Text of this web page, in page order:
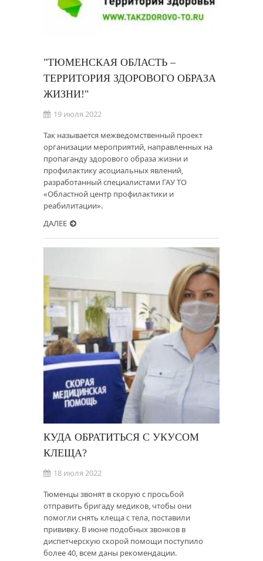
"ТЮМЕНСКАЯ ОБЛАСТЬ –
ТЕРРИТОРИЯ ЗДОРОВОГО ОБРАЗА
ЖИЗНИ!"
19 июля 2022
Так называется межведомственный проект
организации мероприятий, направленных на
пропаганду здорового образа жизни и
профилактику асоциальных явлений,
разработанный специалистами ГАУ ТО
«Областной центр профилактики и
реабилитации».
ДАЛЕЕ
КУДА ОБРАТИТЬСЯ С УКУСОМ
КЛЕЩА?
18 июля 2022
Тюменцы звонят в скорую с просьбой
отправить бригаду медиков, чтобы они
помогли снять клеща с тела, поставили
прививку. В июне подобных звонков в
диспетчерскую скорой помощи поступило
более 40, всем даны рекомендации.